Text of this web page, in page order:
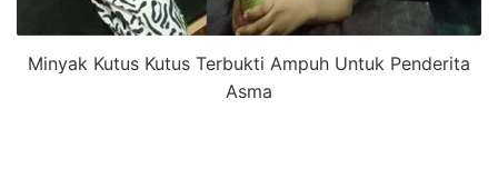
Minyak Kutus Kutus Terbukti Ampuh Untuk Penderita
Asma